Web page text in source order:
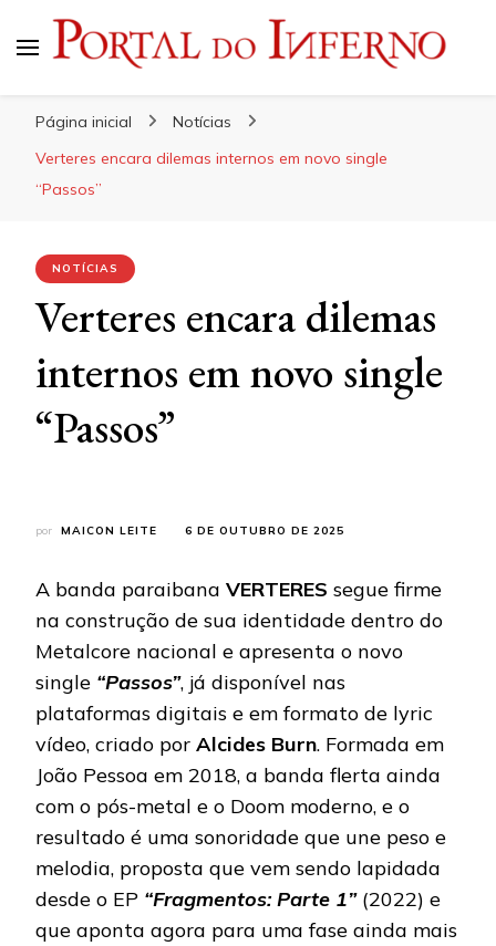
Página inicial
Notícias
Verteres encara dilemas internos em novo single
“Passos”
NOTÍCIAS
Verteres encara dilemas
internos em novo single
“Passos”
por MAICON LEITE 6 DE OUTUBRO DE 2025
A banda paraibana VERTERES segue firme
na construção de sua identidade dentro do
Metalcore nacional e apresenta o novo
single “Passos”, já disponível nas
plataformas digitais e em formato de lyric
vídeo, criado por Alcides Burn. Formada em
João Pessoa em 2018, a banda flerta ainda
com o pós-metal e o Doom moderno, e o
resultado é uma sonoridade que une peso e
melodia, proposta que vem sendo lapidada
desde o EP “Fragmentos: Parte 1”(2022) e
que aponta agora para uma fase ainda mais